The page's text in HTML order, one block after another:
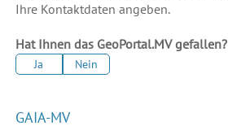
Ihre Kontaktdaten angeben.
Hat Ihnen das GeoPortal.MV gefallen?
Ja Nein
GAIA-MV